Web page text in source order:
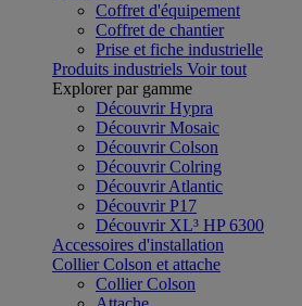
Coffret d'équipement
Coffret de chantier
Prise et fiche industrielle
Produits industriels Voir tout
Explorer par gamme
Découvrir Hypra
Découvrir Mosaic
Découvrir Colson
Découvrir Colring
Découvrir Atlantic
Découvrir P17
Découvrir XL³ HP 6300
Accessoires d'installation
Collier Colson et attache
Collier Colson